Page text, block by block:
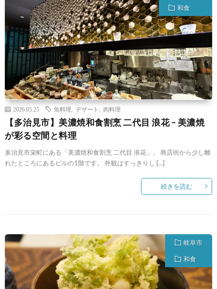
和食
2026.05.25 魚料理 デザート 肉料理
【多治見市】美濃焼和食割烹 二代目 浪花 – 美濃焼
が彩る空間と料理
多治見市栄町にある「美濃焼和食割烹 二代目 浪花」。 商店街から少し離
れたところにあるビルの1階です。 外観はすっきりし […]
続きを読む
岐阜市
和食